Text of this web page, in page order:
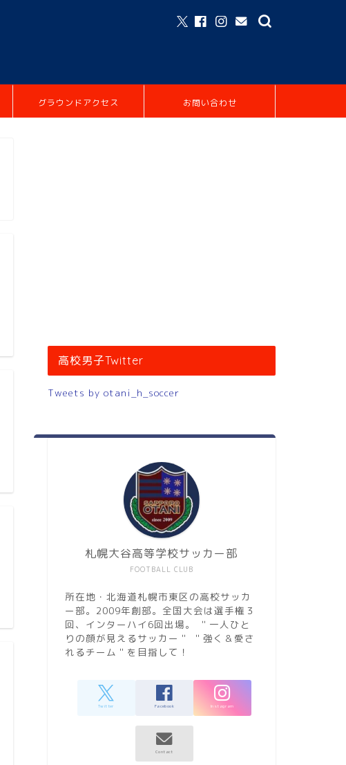
グラウンドアクセス お問い合わせ
高校男子Twitter
Tweets by otani_h_soccer
FOOTBALL CLUB
札幌大谷高等学校サッカー部
所在地・北海道札幌市東区の高校サッカ
ー部。2009年創部。全国大会は選手権３
回、インターハイ6回出場。 ＂一人ひと
りの顔が見えるサッカー＂ ＂強く＆愛さ
れるチーム＂を目指して！